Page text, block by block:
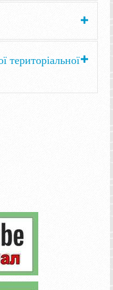
територіальної